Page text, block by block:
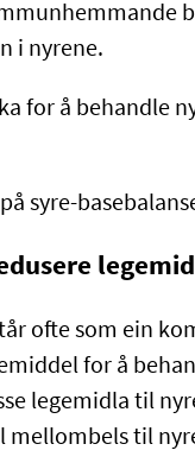
i nyrene.
for å behandle
syre-
ofte som ein
for å
legemidla til
mellombels til